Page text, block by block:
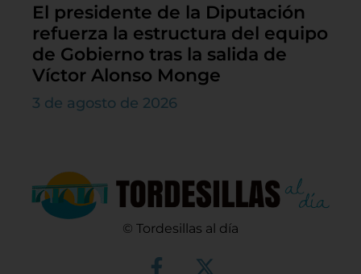
El presidente de la Diputación
refuerza la estructura del equipo
de Gobierno tras la salida de
Víctor Alonso Monge
3 de agosto de 2026
© Tordesillas al día